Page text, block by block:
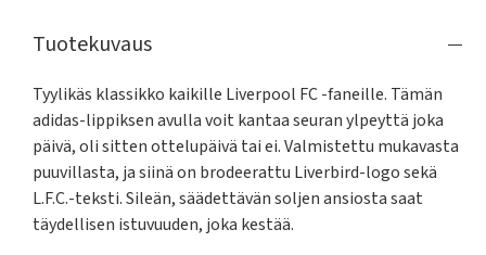
Tuotekuvaus
Tyylikäs klassikko kaikille Liverpool FC -faneille. Tämän
adidas-lippiksen avulla voit kantaa seuran ylpeyttä joka
päivä, oli sitten ottelupäivä tai ei. Valmistettu mukavasta
puuvillasta, ja siinä on brodeerattu Liverbird-logo sekä
L.F.C.-teksti. Sileän, säädettävän soljen ansiosta saat
täydellisen istuvuuden, joka kestää.